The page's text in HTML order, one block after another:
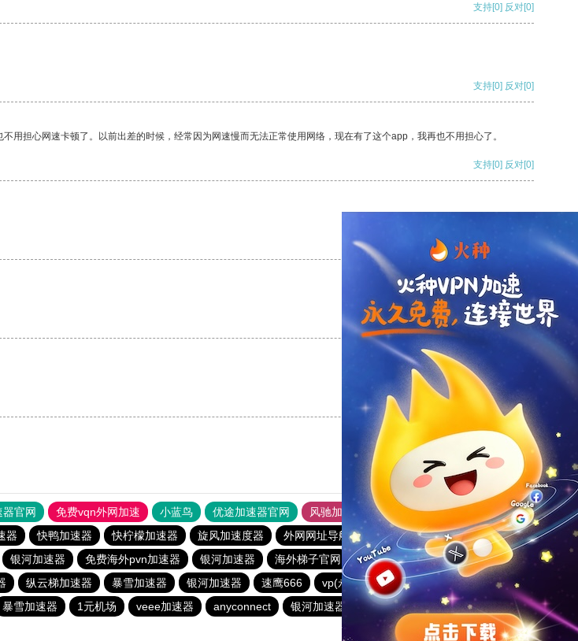
支持[0] 反对[0]
支持[0] 反对[0]
担心网速卡顿了。以前出差的时候，经常因为网速慢而无法正常使用网络，现在有了这个app，我再也不用担心了。
支持[0] 反对[0]
支持
支持[0] 反对[0]
支持[0] 反对[0]
器官网 免费vqn外网加速 小蓝鸟 优途加速器官网 风驰加速器
旋风加速器
器 快鸭加速器 快柠檬加速器 旋风加速度器 外网网址导航 软件中心
银河加速器
银河加速器 免费海外pvn加速器 银河加速器 海外梯子官网 ikuuu.me加速器官网
荔枝加速器
纵云梯加速器 暴雪加速器 银河加速器 速鹰666 vp(永久免费)加速器 优云666
蜜蜂加速器
暴雪加速器 1元机场 veee加速器 anyconnect 银河加速器 橘子加速器
哇哇加速器